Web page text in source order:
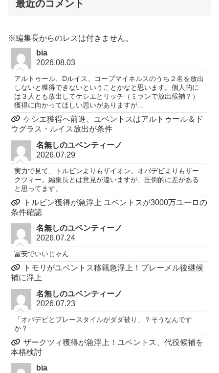
最近のコメント
※編集長からのレスは付きません。
bia
2026.08.03
アルトゥール、Dルイス、コープマイネルスのうち２名を放出
しないと獲得できないということかなと思います。個人的に
は３人とも放出してケシエとリッチ（ミランで放出候補？）
獲得に向かってほしい思いがありますが...
ケシエ獲得へ前進、ユベントスはアルトゥール＆ド
ウグラス・ルイス放出が条件
名無しのユベンティーノ
2026.07.29
実力で見て、トルビンよりもザイオン。オバデビよりもザー
クツィー。編集長とは意見が違いますが、圧倒的に差がある
と思ってます。
トルビン獲得が急浮上 ユベントスが3000万ユーロの
条件確認
名無しのユベンティーノ
2026.07.24
冨安でいいじゃん
トモリがユベントス移籍急浮上！ブレーメル後継候
補に浮上
名無しのユベンティーノ
2026.07.23
「オバデビとプレースタイルがダダ被り」？そうなんです
か？
ザークツィ獲得が急浮上！ユベントス、代役候補を
本格検討
bia